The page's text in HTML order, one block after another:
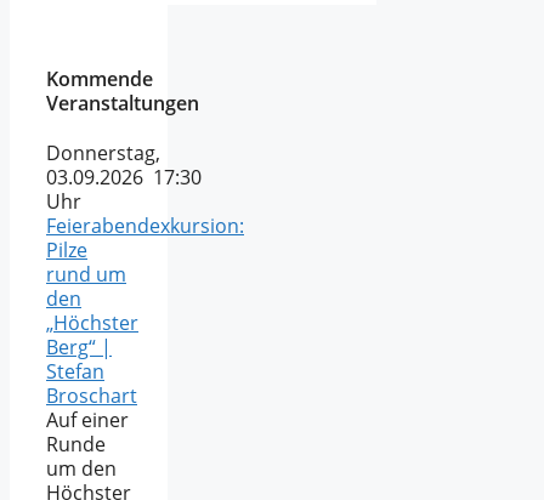
Kommende
Veranstaltungen
Donnerstag,
03.09.2026 17:30
Uhr
Feierabendexkursion:
Pilze
rund um
den
„Höchster
Berg“ |
Stefan
Broschart
Auf einer
Runde
um den
Höchster